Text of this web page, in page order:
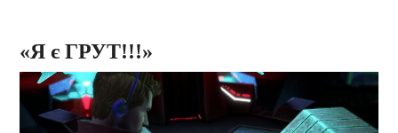
«Я є ГРУТ!!!»